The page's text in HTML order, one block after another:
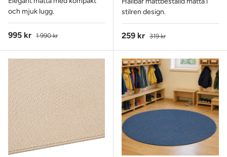
och mjuk lugg.
Reapris
995 kr Ordinarie pris
1 990 kr
stilren design.
Reapris
259 kr Ordinarie pris
319 kr